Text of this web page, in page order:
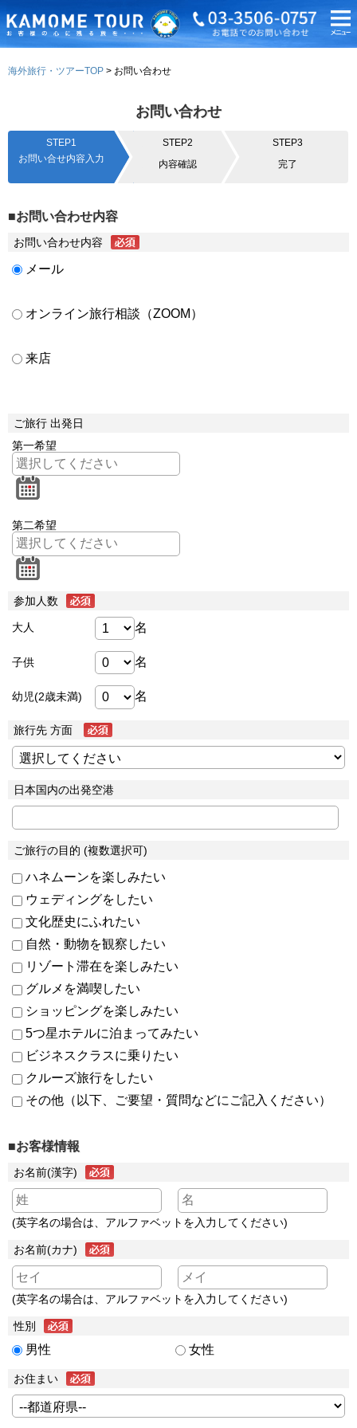
海外旅行・ツアーTOP お問い合わせ
お問い合わせ
STEP1
お問い合せ内容入力
STEP2
内容確認
STEP3
完了
■お問い合わせ内容
お問い合わせ内容
メール
オンライン旅行相談（ZOOM）
来店
ご旅行 出発日
第一希望
第二希望
参加人数
大人 名
子供 名
幼児(2歳未満) 名
旅行先 方面
日本国内の出発空港
ご旅行の目的 (複数選択可)
ハネムーンを楽しみたい
ウェディングをしたい
文化歴史にふれたい
自然・動物を観察したい
リゾート滞在を楽しみたい
グルメを満喫したい
ショッピングを楽しみたい
5つ星ホテルに泊まってみたい
ビジネスクラスに乗りたい
クルーズ旅行をしたい
その他（以下、ご要望・質問などにご記入ください）
■お客様情報
お名前(漢字)
(英字名の場合は、アルファベットを入力してください)
お名前(カナ)
(英字名の場合は、アルファベットを入力してください)
性別
男性 女性
お住まい